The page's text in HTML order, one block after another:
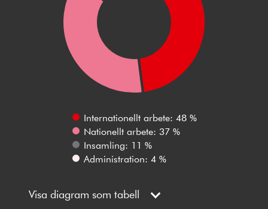
Internationellt arbete: 48 %
Nationellt arbete: 37 %
Insamling: 11 %
Administration: 4 %
Visa diagram som tabell